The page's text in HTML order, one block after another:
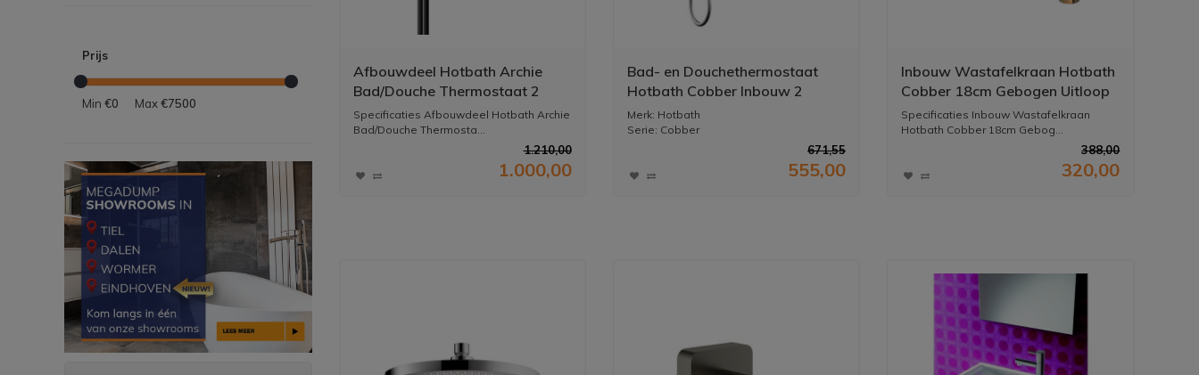
Prijs
Min €0 Max€7500
Afbouwdeel Hotbath Archie
Bad/Douche Thermostaat 2
Stopkranen zonder Uitloop
RVS316
Specificaties Afbouwdeel Hotbath Archie
Bad/Douche Thermosta...
1.210,00
1.000,00
Bad- en Douchethermostaat
Hotbath Cobber Inbouw 2
Stopkranen (15 Verschillende
Kleuren) (excl. inbouwdeel)
Merk: Hotbath
Serie: Cobber
671,55
555,00
Inbouw Wastafelkraan Hotbath
Cobber 18cm Gebogen Uitloop
1-Hendel Verouderd Messing
Specificaties Inbouw Wastafelkraan
Hotbath Cobber 18cm Gebog...
388,00
320,00